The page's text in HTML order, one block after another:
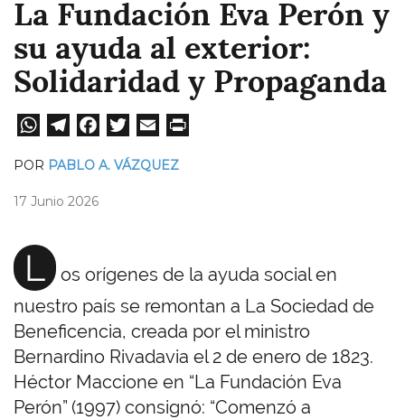
La Fundación Eva Perón y
su ayuda al exterior:
Solidaridad y Propaganda
W
A
pp
Te
a
Fa
POR PABLO A. VÁZQUEZ
17 Junio 2026
L
os orígenes de la ayuda social en
nuestro país se remontan a La Sociedad de
Beneficencia, creada por el ministro
Bernardino Rivadavia el 2 de enero de 1823.
Héctor Maccione en “La Fundación Eva
Perón” (1997) consignó: “Comenzó a